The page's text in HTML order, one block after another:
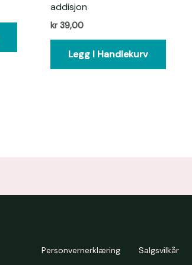
addisjon
kr39,00
Legg I Handlekurv
Personvernerklæring Salgsvilkår